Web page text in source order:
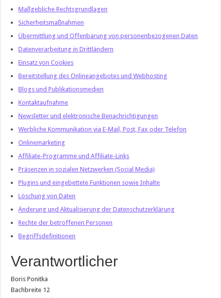
Maßgebliche Rechtsgrundlagen
Sicherheitsmaßnahmen
Übermittlung und Offenbarung von personenbezogenen Daten
Datenverarbeitung in Drittländern
Einsatz von Cookies
Bereitstellung des Onlineangebotes und Webhosting
Blogs und Publikationsmedien
Kontaktaufnahme
Newsletter und elektronische Benachrichtigungen
Werbliche Kommunikation via E-Mail, Post, Fax oder Telefon
Onlinemarketing
Affiliate-Programme und Affiliate-Links
Präsenzen in sozialen Netzwerken (Social Media)
Plugins und eingebettete Funktionen sowie Inhalte
Löschung von Daten
Änderung und Aktualisierung der Datenschutzerklärung
Rechte der betroffenen Personen
Begriffsdefinitionen
Verantwortlicher
Boris Ponitka
Bachbreite 12